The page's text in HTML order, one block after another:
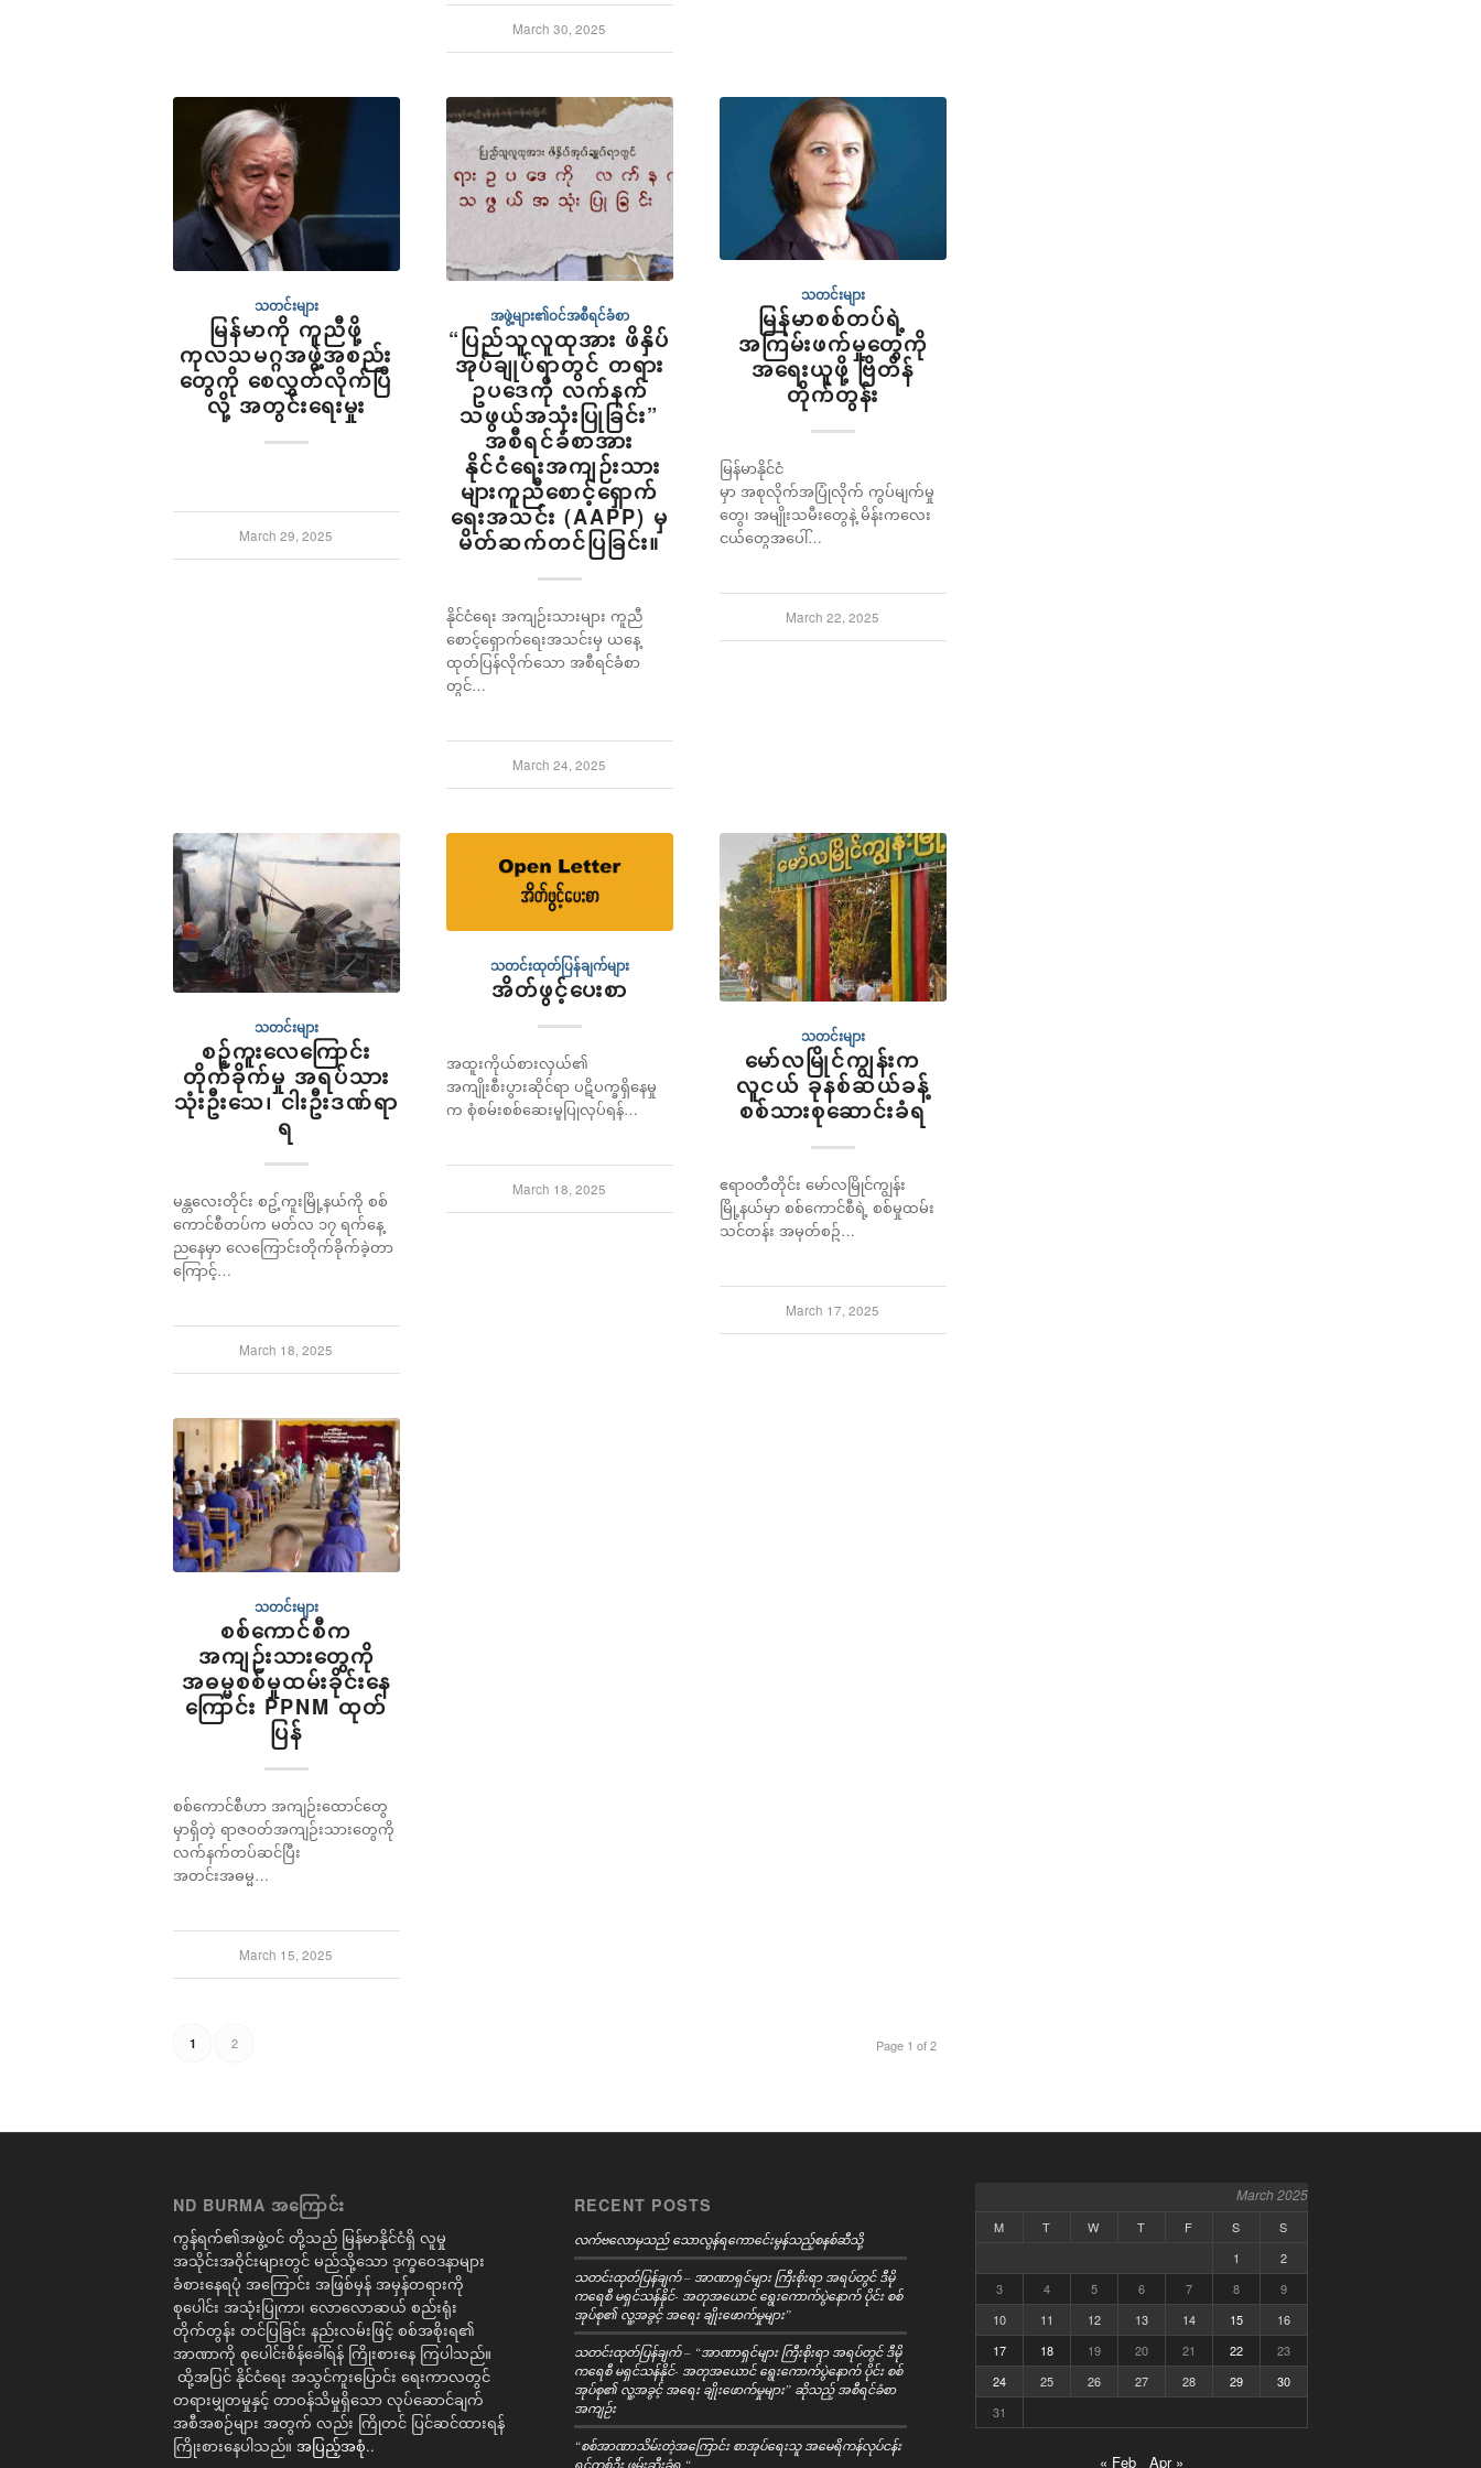
March 30, 2025
သတင်းများ
မြန်မာကို ကူညီဖို့
ကုလသမဂ္ဂအဖွဲ့အစည်း
တွေကို စေလွှတ်လိုက်ပြီ
လို့ အတွင်းရေးမှုး
March 29, 2025
အဖွဲ့များ၏ဝင်အစီရင်ခံစာ
“ပြည်သူလူထုအား ဖိနှိပ်
အုပ်ချုပ်ရာတွင် တရား
ဥပဒေကို လက်နက်
သဖွယ်အသုံးပြုခြင်း”
အစီရင်ခံစာအား
နိုင်ငံရေးအကျဉ်းသား
များကူညီစောင့်ရှောက်
ရေးအသင်း (AAPP) မှ
မိတ်ဆက်တင်ပြခြင်း။
နိုင်ငံရေး အကျဉ်းသားများ ကူညီ
စောင့်ရှောက်ရေးအသင်းမှ ယနေ့
ထုတ်ပြန်လိုက်သော အစီရင်ခံစာ
တွင်…
March 24, 2025
သတင်းများ
မြန်မာစစ်တပ်ရဲ့
အကြမ်းဖက်မှုတွေကို
အရေးယူဖို့ ဗြိတိန်
တိုက်တွန်း
မြန်မာနိုင်ငံ
မှာ အစုလိုက်အပြုံလိုက် ကွပ်မျက်မှု
တွေ၊ အမျိုးသမီးတွေနဲ့ မိန်းကလေး
ငယ်တွေအပေါ်…
March 22, 2025
သတင်းများ
စဉ့်ကူးလေကြောင်း
တိုက်ခိုက်မှု အရပ်သား
သုံးဦးသေ၊ ငါးဦးဒဏ်ရာ
ရ
မန္တလေးတိုင်း စဥ့်ကူးမြို့နယ်ကို စစ်
ကောင်စီတပ်က မတ်လ ၁၇ ရက်နေ့
ညနေမှာ လေကြောင်းတိုက်ခိုက်ခဲ့တာ
ကြောင့်…
March 18, 2025
သတင်းထုတ်ပြန်ချက်များ
အိတ်ဖွင့်ပေးစာ
အထူးကိုယ်စားလှယ်၏
အကျိုးစီးပွားဆိုင်ရာ ပဋိပက္ခရှိနေမှု
က စုံစမ်းစစ်ဆေးမှုပြုလုပ်ရန်…
March 18, 2025
သတင်းများ
မော်လမြိုင်ကျွန်းက
လူငယ် ခုနစ်ဆယ်ခန့်
စစ်သားစုဆောင်းခံရ
ဧရာ၀တီတိုင်း မော်လမြိုင်ကျွန်း
မြို့နယ်မှာ စစ်ကောင်စီရဲ့ စစ်မှုထမ်း
သင်တန်း အမှတ်စဥ်…
March 17, 2025
သတင်းများ
စစ်ကောင်စီက
အကျဉ်းသားတွေကို
အဓမ္မစစ်မှုထမ်းခိုင်းနေ
ကြောင်း PPNM ထုတ်
ပြန်
စစ်ကောင်စီဟာ အကျဉ်းထောင်တွေ
မှာရှိတဲ့ ရာဇဝတ်အကျဉ်းသားတွေကို
လက်နက်တပ်ဆင်ပြီး
အတင်းအဓမ္မ…
March 15, 2025
Page 1 of 2
1 2
ND BURMA အကြောင်း
ကွန်ရက်၏အဖွဲ့ဝင် တို့သည် မြန်မာနိုင်ငံရှိ လူမှု
အသိုင်းအဝိုင်းများတွင် မည်သို့သော ဒုက္ခဝေဒနာများ
ခံစားနေရပုံ အကြောင်း အဖြစ်မှန် အမှန်တရားကို
စုပေါင်း အသုံးပြုကာ၊ လောလောဆယ် စည်းရုံး
တိုက်တွန်း တင်ပြခြင်း နည်းလမ်းဖြင့် စစ်အစိုးရ၏
အာဏာကို စုပေါင်းစိန်ခေါ်ရန် ကြိုးစားနေ ကြပါသည်။
ထို့အပြင် နိုင်ငံရေး အသွင်ကူးပြောင်း ရေးကာလတွင်
တရားမျှတမှုနှင့် တာဝန်သိမှုရှိသော လုပ်ဆောင်ချက်
အစီအစဉ်များ အတွက် လည်း ကြိုတင် ပြင်ဆင်ထားရန်
ကြိုးစားနေပါသည်။ အပြည့်အစုံ..
RECENT POSTS
လက်ဗလောမှသည် သောလွန်ရကောင်ေးမွန်သည့်စနစ်ဆီသို့
သတင်းထုတ်ပြန်ချက် – အာဏာရှင်များ ကြီးစိုးရာ အရပ်တွင် ဒီမို
ကရေစီ မရှင်သန်နိုင်- အတုအယောင် ရွေးကောက်ပွဲနောက် ပိုင်း စစ်
အုပ်စု၏ လူ့အခွင့် အရေး ချိုးဖောက်မှုများ”
သတင်းထုတ်ပြန်ချက် – “အာဏာရှင်များ ကြီးစိုးရာ အရပ်တွင် ဒီမို
ကရေစီ မရှင်သန်နိုင်- အတုအယောင် ရွေးကောက်ပွဲနောက် ပိုင်း စစ်
အုပ်စု၏ လူ့အခွင့် အရေး ချိုးဖောက်မှုများ” ဆိုသည့် အစီရင်ခံစာ
အကျဉ်း
“စစ်အာဏာသိမ်းတဲ့အကြောင်း စာအုပ်ရေးသူ အမေရိကန်လုပ်ငန်း
ရှင်တစ်ဦး ဖမ်းဆီးခံရ “
March 2025
M T W T F S
S
1
2
3
4 5 6 7 8
9
10
11 12 13 14 15
16
17
18 19 20 21 22
23
24
25 26 27 28 29
30
31
« Feb Apr »